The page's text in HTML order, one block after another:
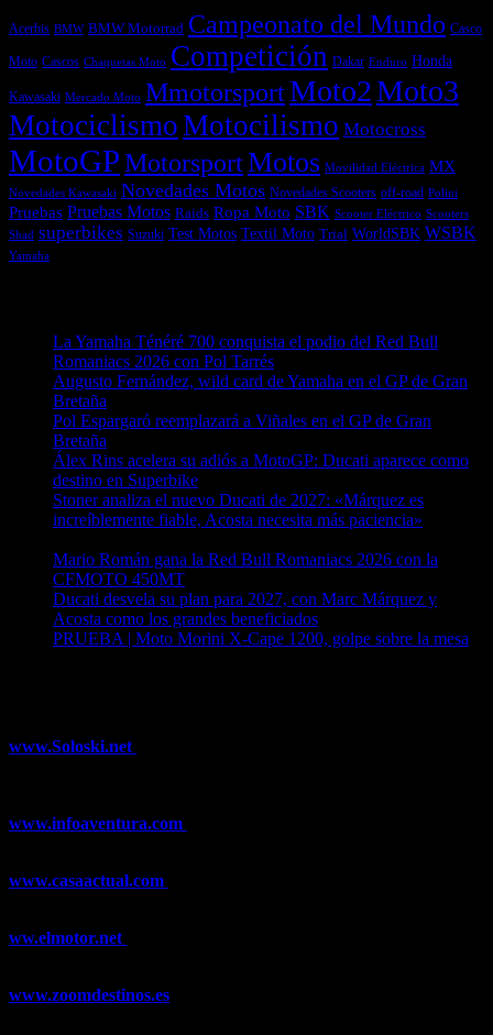
Acerbis BMW BMW Motorrad Campeonato del Mundo Casco
Moto Cascos Chaquetas Moto Competición Dakar Enduro Honda
Kawasaki Mercado Moto MmotorsportMoto2Moto3
MotociclismoMotocilismo Motocross
MotoGPMotorsportMotos Movilidad Eléctrica MX
Novedades Kawasaki Novedades Motos Novedades Scooters off-road Polini
Pruebas Pruebas Motos Raids Ropa Moto SBK Scooter Eléctrico Scooters
Shad superbikes Suzuki Test Motos Textil Moto Trial WorldSBK WSBK
Yamaha
La Yamaha Ténéré 700 conquista el podio del Red Bull
Romaniacs 2026 con Pol Tarrés
Augusto Fernández, wild card de Yamaha en el GP de Gran
Bretaña
Pol Espargaró reemplazará a Viñales en el GP de Gran
Bretaña
Álex Rins acelera su adiós a MotoGP: Ducati aparece como
destino en Superbike
Stoner analiza el nuevo Ducati de 2027: «Márquez es
increíblemente fiable, Acosta necesita más paciencia»
Mario Román gana la Red Bull Romaniacs 2026 con la
CFMOTO 450MT
Ducati desvela su plan para 2027, con Marc Márquez y
Acosta como los grandes beneficiados
PRUEBA | Moto Morini X-Cape 1200, golpe sobre la mesa
www.Soloski.net
www.infoaventura.com
www.casaactual.com
ww.elmotor.net
www.zoomdestinos.es